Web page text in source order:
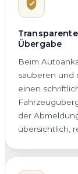
Übergabe
Beim
sauberen und
einen
der
übersichtlich,